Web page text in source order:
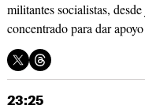
militantes socialistas,
concentrado para dar
23:25